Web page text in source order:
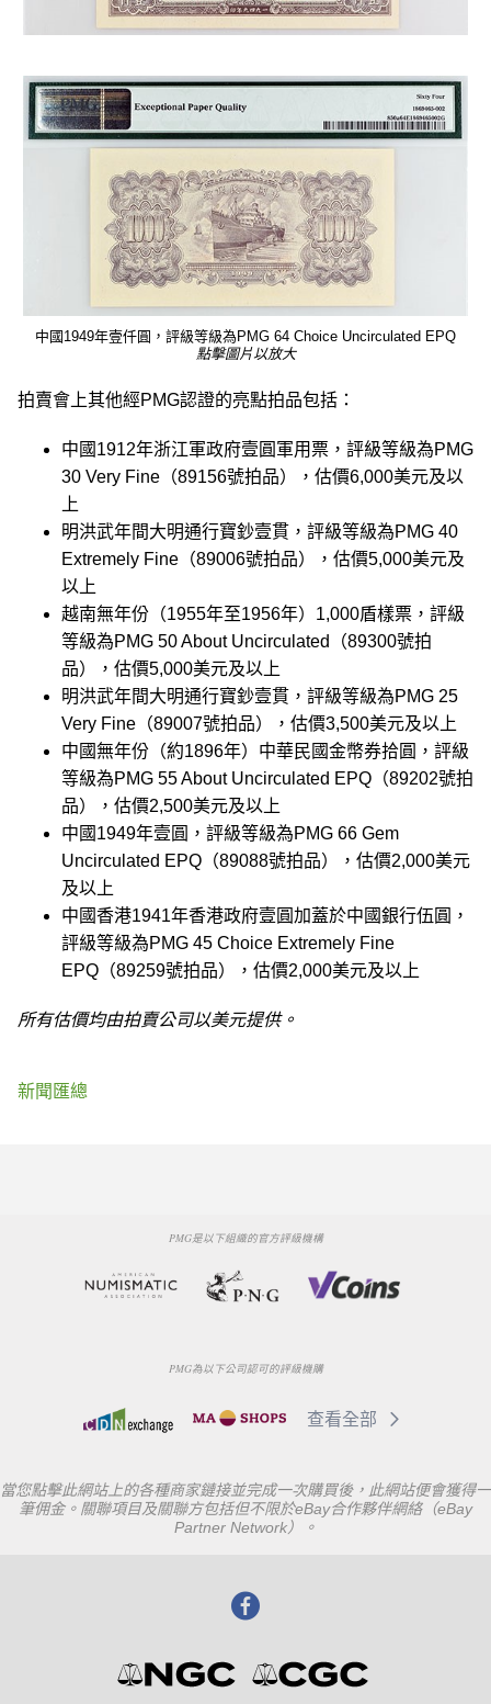
中國1949年壹仟圓，評級等級為PMG 64 Choice Uncirculated EPQ
點擊圖片以放大
拍賣會上其他經PMG認證的亮點拍品包括：
中國1912年浙江軍政府壹圓軍用票，評級等級為PMG
30 Very Fine（89156號拍品），估價6,000美元及以
上
明洪武年間大明通行寶鈔壹貫，評級等級為PMG 40
Extremely Fine（89006號拍品），估價5,000美元及
以上
越南無年份（1955年至1956年）1,000盾樣票，評級
等級為PMG 50 About Uncirculated（89300號拍
品），估價5,000美元及以上
明洪武年間大明通行寶鈔壹貫，評級等級為PMG 25
Very Fine（89007號拍品），估價3,500美元及以上
中國無年份（約1896年）中華民國金幣券拾圓，評級
等級為PMG 55 About Uncirculated EPQ（89202號拍
品），估價2,500美元及以上
中國1949年壹圓，評級等級為PMG 66 Gem
Uncirculated EPQ（89088號拍品），估價2,000美元
及以上
中國香港1941年香港政府壹圓加蓋於中國銀行伍圓，
評級等級為PMG 45 Choice Extremely Fine
EPQ（89259號拍品），估價2,000美元及以上
所有估價均由拍賣公司以美元提供。
新聞匯總
PMG是以下組織的官方評級機構
PMG為以下公司認可的評級機購
查看全部
當您點擊此網站上的各種商家鏈接並完成一次購買後，此網站便會獲得一
筆佣金。關聯項目及關聯方包括但不限於eBay合作夥伴網絡（eBay
Partner Network）。